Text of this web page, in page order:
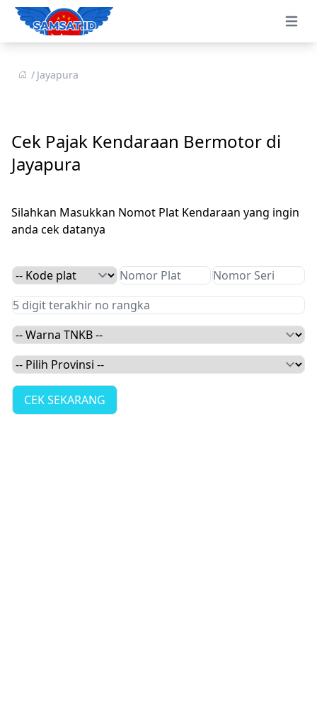
Open
Jayapura
Cek Pajak Kendaraan Bermotor di
Jayapura
Silahkan Masukkan Nomot Plat Kendaraan yang ingin
anda cek datanya